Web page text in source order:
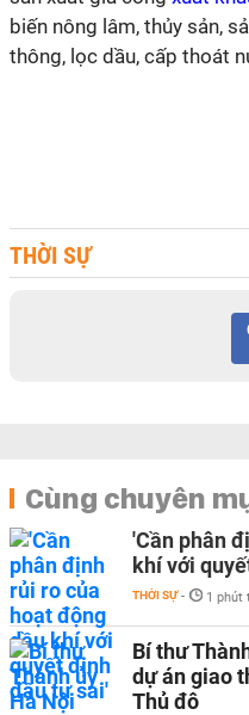
biến nông lâm, thủy sản,
thông, lọc dầu, cấp thoát
THỜI SỰ
Cùng chuyên
'Cần phân
khí với
THỜI SỰ - 1 phút
Bí thư
dự án giao
Thủ đô